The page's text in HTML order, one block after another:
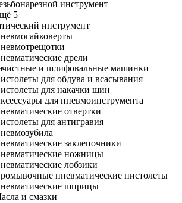
инструмент
5
инструмент
дрели
и шлифовальные машинки
для обдува и всасывания
для накачки шин
для пневмоинструмента
отвертки
для антигравия
заклепочники
ножницы
лобзики
пневматические пистолеты
шприцы
и смазки